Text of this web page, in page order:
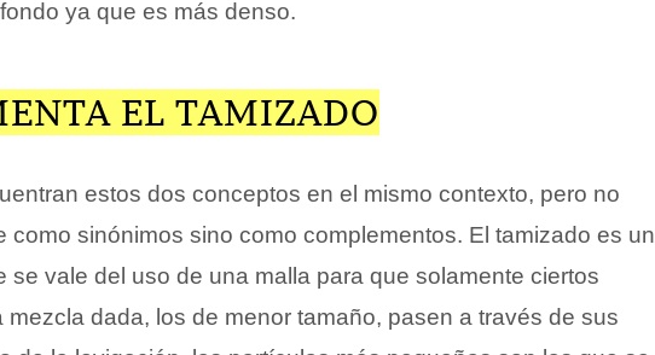
ya que es más denso.
EL TAMIZADO
estos dos conceptos en el mismo contexto, pero no
como sinónimos sino como complementos. El tamizado es un
se vale del uso de una malla para que solamente ciertos
mezcla dada, los de menor tamaño, pasen a través de sus